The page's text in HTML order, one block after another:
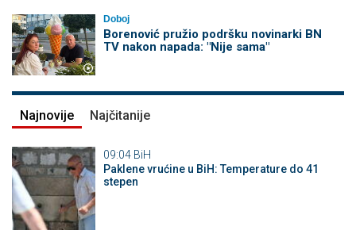
Doboj
Borenović pružio podršku novinarki BN
TV nakon napada: "Nije sama"
Najnovije Najčitanije
09:04 BiH
Paklene vrućine u BiH: Temperature do 41
stepen